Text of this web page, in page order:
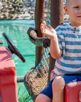
search
Suchbegriff
eingeben
© Krone
Muthgasse 2,